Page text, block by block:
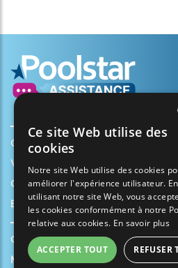
Créer mon compte
Votre panier
Ouvrir un dossier d’assistance
Enregistrer ma garantie
Conditions générales de vente
Mentions légales
Ce site Web utilise des
cookies
Notre site Web utilise des cookies
améliorer l'expérience utilisateur. En
utilisant notre site Web, vous
les cookies conformément à notre
relative aux cookies. En savoir plus
ACCEPTER TOUT REFUSER